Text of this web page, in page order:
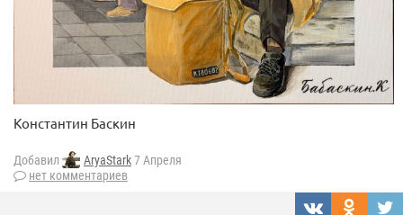
Константин Баскин
Добавил AryaStark7 Апреля
нет комментариев